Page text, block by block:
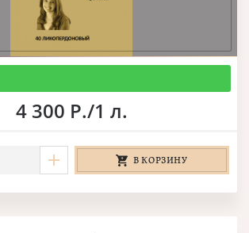
4 300 Р./1 л.
В КОРЗИНУ